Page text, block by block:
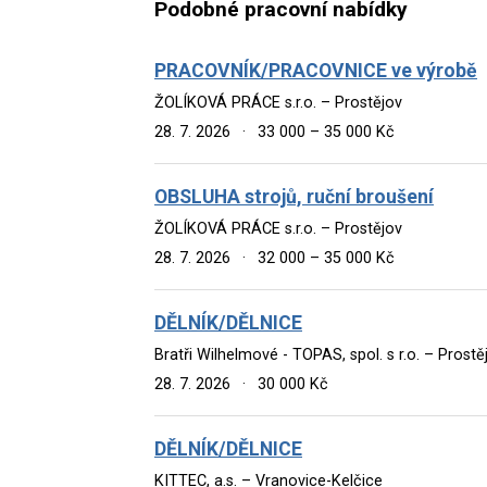
Podobné pracovní nabídky
PRACOVNÍK/PRACOVNICE ve výrobě
ŽOLÍKOVÁ PRÁCE s.r.o. – Prostějov
28. 7. 2026
· 33 000 – 35 000 Kč
OBSLUHA strojů, ruční broušení
ŽOLÍKOVÁ PRÁCE s.r.o. – Prostějov
28. 7. 2026
· 32 000 – 35 000 Kč
DĚLNÍK/DĚLNICE
Bratři Wilhelmové - TOPAS, spol. s r.o. –
28. 7. 2026
· 30 000 Kč
DĚLNÍK/DĚLNICE
KITTEC, a.s. – Vranovice-Kelčice